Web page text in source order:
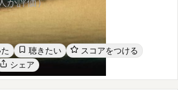
スコアをつける
シェア